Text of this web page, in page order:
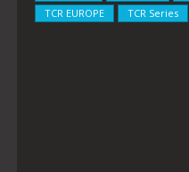
TCR EUROPE
TCR Series